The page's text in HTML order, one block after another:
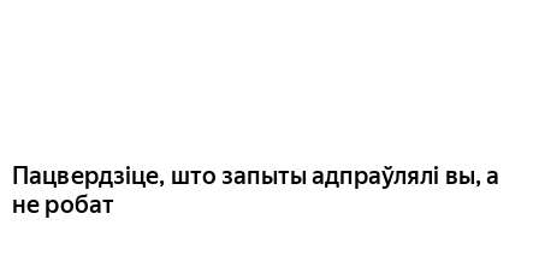
Пацвердзіце, што запыты адпраўлялі вы, а
не робат